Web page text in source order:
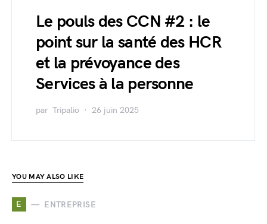
Le pouls des CCN #2 : le
point sur la santé des HCR
et la prévoyance des
Services à la personne
par Tripalio 26 juin 2025
YOU MAY ALSO LIKE
E ENTREPRISE